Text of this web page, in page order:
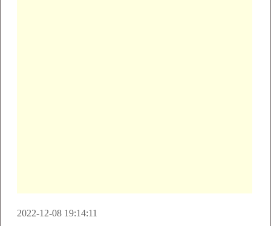
2022-12-08 19:14:11